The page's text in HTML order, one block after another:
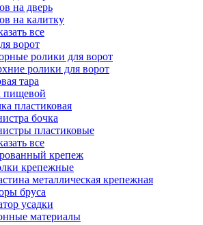
на дверь
на калитку
все
ворот
ролики для ворот
ролики для ворот
тара
пищевой
пластиковая
бочка
пластиковые
все
крепеж
крепежные
металлическая крепежная
бруса
усадки
материалы